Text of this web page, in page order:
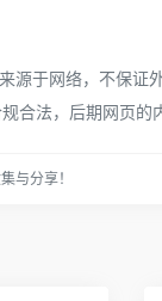
源于网络，不保
合法，后期网页的
与分享！